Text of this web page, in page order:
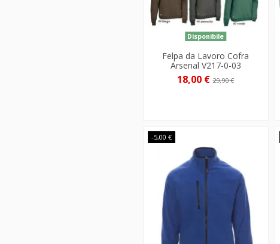
Disponibile
Felpa da Lavoro Cofra
Arsenal V217-0-03
18,00 €29,90 €
-5,00 €